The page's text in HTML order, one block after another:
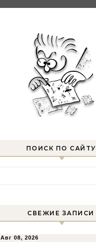
ПОИСК ПО САЙТУ
СВЕЖИЕ ЗАПИСИ
Авг 08, 2026